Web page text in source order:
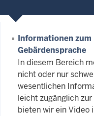
Informationen
Gebärdensprache
In diesem Bereich
nicht oder nur
wesentlichen
leicht zugänglich
bieten wir ein Video